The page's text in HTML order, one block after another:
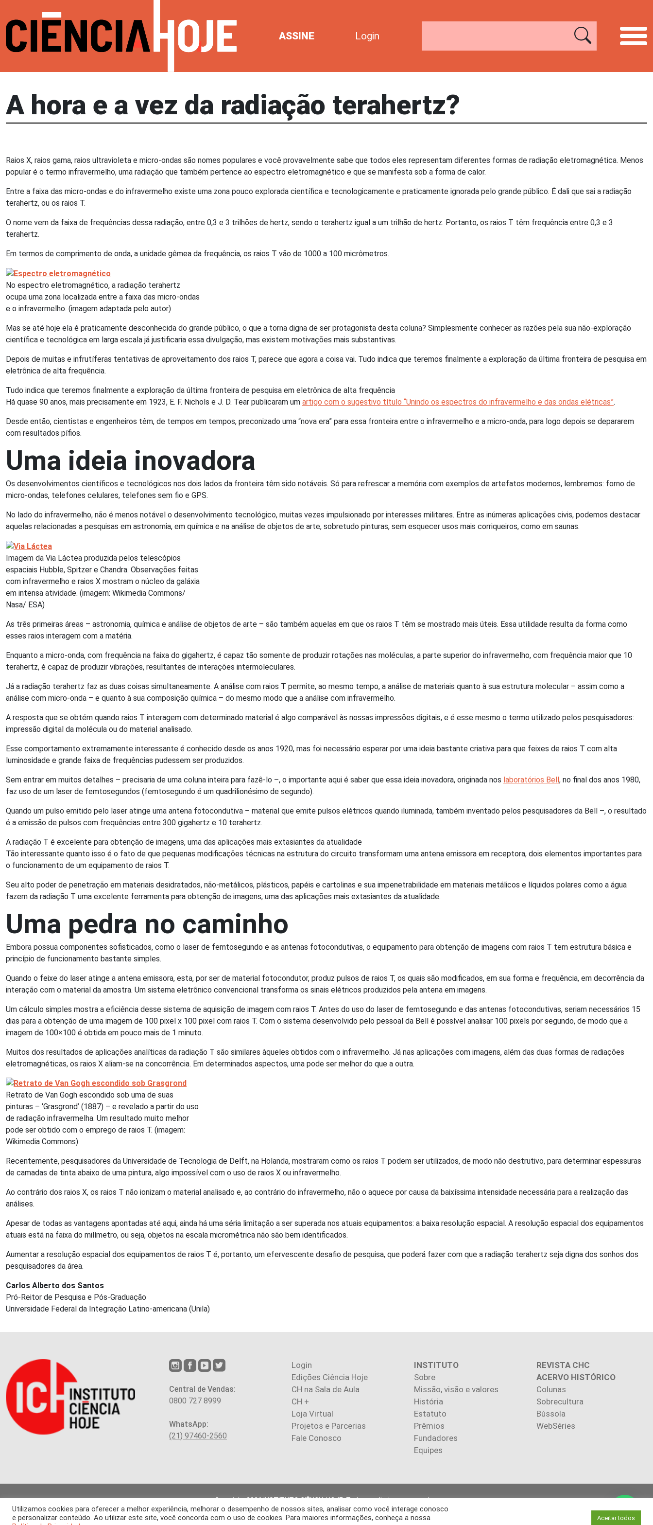
ASSINE Login
A hora e a vez da radiação terahertz?
Raios X, raios gama, raios ultravioleta e micro-ondas são nomes populares e você provavelmente sabe que todos eles representam diferentes formas de radiação eletromagnética. Menos
popular é o termo infravermelho, uma radiação que também pertence ao espectro eletromagnético e que se manifesta sob a forma de calor.
Entre a faixa das micro-ondas e do infravermelho existe uma zona pouco explorada científica e tecnologicamente e praticamente ignorada pelo grande público. É dali que sai a radiação
terahertz, ou os raios T.
O nome vem da faixa de frequências dessa radiação, entre 0,3 e 3 trilhões de hertz, sendo o terahertz igual a um trilhão de hertz. Portanto, os raios T têm frequência entre 0,3 e 3
terahertz.
Em termos de comprimento de onda, a unidade gêmea da frequência, os raios T vão de 1000 a 100 micrômetros.
No espectro eletromagnético, a radiação terahertz
ocupa uma zona localizada entre a faixa das micro-ondas
e o infravermelho. (imagem adaptada pelo autor)
Mas se até hoje ela é praticamente desconhecida do grande público, o que a torna digna de ser protagonista desta coluna? Simplesmente conhecer as razões pela sua não-exploração
científica e tecnológica em larga escala já justificaria essa divulgação, mas existem motivações mais substantivas.
Depois de muitas e infrutíferas tentativas de aproveitamento dos raios T, parece que agora a coisa vai. Tudo indica que teremos finalmente a exploração da última fronteira de pesquisa em
eletrônica de alta frequência.
Tudo indica que teremos finalmente a exploração da última fronteira de pesquisa em eletrônica de alta frequência
Há quase 90 anos, mais precisamente em 1923, E. F. Nichols e J. D. Tear publicaram um artigo com o sugestivo título “Unindo os espectros do infravermelho e das ondas elétricas”.
Desde então, cientistas e engenheiros têm, de tempos em tempos, preconizado uma “nova era” para essa fronteira entre o infravermelho e a micro-onda, para logo depois se depararem
com resultados pífios.
Uma ideia inovadora
Os desenvolvimentos científicos e tecnológicos nos dois lados da fronteira têm sido notáveis. Só para refrescar a memória com exemplos de artefatos modernos, lembremos: forno de
micro-ondas, telefones celulares, telefones sem fio e GPS.
No lado do infravermelho, não é menos notável o desenvolvimento tecnológico, muitas vezes impulsionado por interesses militares. Entre as inúmeras aplicações civis, podemos destacar
aquelas relacionadas a pesquisas em astronomia, em química e na análise de objetos de arte, sobretudo pinturas, sem esquecer usos mais corriqueiros, como em saunas.
Imagem da Via Láctea produzida pelos telescópios
espaciais Hubble, Spitzer e Chandra. Observações feitas
com infravermelho e raios X mostram o núcleo da galáxia
em intensa atividade. (imagem: Wikimedia Commons/
Nasa/ ESA)
As três primeiras áreas – astronomia, química e análise de objetos de arte – são também aquelas em que os raios T têm se mostrado mais úteis. Essa utilidade resulta da forma como
esses raios interagem com a matéria.
Enquanto a micro-onda, com frequência na faixa do gigahertz, é capaz tão somente de produzir rotações nas moléculas, a parte superior do infravermelho, com frequência maior que 10
terahertz, é capaz de produzir vibrações, resultantes de interações intermoleculares.
Já a radiação terahertz faz as duas coisas simultaneamente. A análise com raios T permite, ao mesmo tempo, a análise de materiais quanto à sua estrutura molecular – assim como a
análise com micro-onda – e quanto à sua composição química – do mesmo modo que a análise com infravermelho.
A resposta que se obtém quando raios T interagem com determinado material é algo comparável às nossas impressões digitais, e é esse mesmo o termo utilizado pelos pesquisadores:
impressão digital da molécula ou do material analisado.
Esse comportamento extremamente interessante é conhecido desde os anos 1920, mas foi necessário esperar por uma ideia bastante criativa para que feixes de raios T com alta
luminosidade e grande faixa de frequências pudessem ser produzidos.
Sem entrar em muitos detalhes – precisaria de uma coluna inteira para fazê-lo –, o importante aqui é saber que essa ideia inovadora, originada nos laboratórios Bell, no final dos anos 1980,
faz uso de um laser de femtosegundos (femtosegundo é um quadrilionésimo de segundo).
Quando um pulso emitido pelo laser atinge uma antena fotocondutiva – material que emite pulsos elétricos quando iluminada, também inventado pelos pesquisadores da Bell –, o resultado
é a emissão de pulsos com frequências entre 300 gigahertz e 10 terahertz.
A radiação T é excelente para obtenção de imagens, uma das aplicações mais extasiantes da atualidade
Tão interessante quanto isso é o fato de que pequenas modificações técnicas na estrutura do circuito transformam uma antena emissora em receptora, dois elementos importantes para
o funcionamento de um equipamento de raios T.
Seu alto poder de penetração em materiais desidratados, não-metálicos, plásticos, papéis e cartolinas e sua impenetrabilidade em materiais metálicos e líquidos polares como a água
fazem da radiação T uma excelente ferramenta para obtenção de imagens, uma das aplicações mais extasiantes da atualidade.
Uma pedra no caminho
Embora possua componentes sofisticados, como o laser de femtosegundo e as antenas fotocondutivas, o equipamento para obtenção de imagens com raios T tem estrutura básica e
princípio de funcionamento bastante simples.
Quando o feixe do laser atinge a antena emissora, esta, por ser de material fotocondutor, produz pulsos de raios T, os quais são modificados, em sua forma e frequência, em decorrência da
interação com o material da amostra. Um sistema eletrônico convencional transforma os sinais elétricos produzidos pela antena em imagens.
Um cálculo simples mostra a eficiência desse sistema de aquisição de imagem com raios T. Antes do uso do laser de femtosegundo e das antenas fotocondutivas, seriam necessários 15
dias para a obtenção de uma imagem de 100 pixel x 100 pixel com raios T. Com o sistema desenvolvido pelo pessoal da Bell é possível analisar 100 pixels por segundo, de modo que a
imagem de 100×100 é obtida em pouco mais de 1 minuto.
Muitos dos resultados de aplicações analíticas da radiação T são similares àqueles obtidos com o infravermelho. Já nas aplicações com imagens, além das duas formas de radiações
eletromagnéticas, os raios X aliam-se na concorrência. Em determinados aspectos, uma pode ser melhor do que a outra.
Retrato de Van Gogh escondido sob uma de suas
pinturas – ‘Grasgrond’ (1887) – e revelado a partir do uso
de radiação infravermelha. Um resultado muito melhor
pode ser obtido com o emprego de raios T. (imagem:
Wikimedia Commons)
Recentemente, pesquisadores da Universidade de Tecnologia de Delft, na Holanda, mostraram como os raios T podem ser utilizados, de modo não destrutivo, para determinar espessuras
de camadas de tinta abaixo de uma pintura, algo impossível com o uso de raios X ou infravermelho.
Ao contrário dos raios X, os raios T não ionizam o material analisado e, ao contrário do infravermelho, não o aquece por causa da baixíssima intensidade necessária para a realização das
análises.
Apesar de todas as vantagens apontadas até aqui, ainda há uma séria limitação a ser superada nos atuais equipamentos: a baixa resolução espacial. A resolução espacial dos equipamentos
atuais está na faixa do milímetro, ou seja, objetos na escala micrométrica não são bem identificados.
Aumentar a resolução espacial dos equipamentos de raios T é, portanto, um efervescente desafio de pesquisa, que poderá fazer com que a radiação terahertz seja digna dos sonhos dos
pesquisadores da área.
Carlos Alberto dos Santos
Pró-Reitor de Pesquisa e Pós-Graduação
Universidade Federal da Integração Latino-americana (Unila)
Central de Vendas:
0800 727 8999
WhatsApp:
(21) 97460-2560
Login
Edições Ciência Hoje
CH na Sala de Aula
CH +
Loja Virtual
Projetos e Parcerias
Fale Conosco
INSTITUTO
Sobre
Missão, visão e valores
História
Estatuto
Prêmios
Fundadores
Equipes
REVISTA CHC
ACERVO HISTÓRICO
Colunas
Sobrecultura
Bússola
WebSéries
Copyright 2026 INSTITUTO CIÊNCIA HOJE. Todos os direitos reservados.
Os artigos publicados na revista refletem exclusivamente a opinião de seus autores.
É proibida a reprodução, integral ou parcial, do conteúdo (imagens e textos) sem prévia autorização.
Utilizamos cookies para oferecer a melhor experiência, melhorar o desempenho de nossos sites, analisar como você interage conosco
e personalizar conteúdo. Ao utilizar este site, você concorda com o uso de cookies. Para maiores informações, conheça a nossa
Aceitar todos